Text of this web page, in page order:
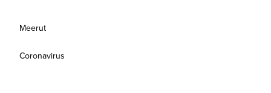
Meerut
Coronavirus